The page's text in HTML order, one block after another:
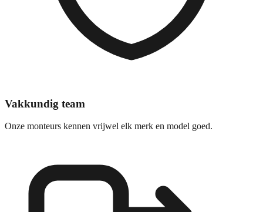
Vakkundig team
Onze monteurs kennen vrijwel elk merk en model goed.